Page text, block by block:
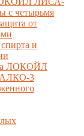
с четырьмя
от
и
ЛОКОЙЛ
3